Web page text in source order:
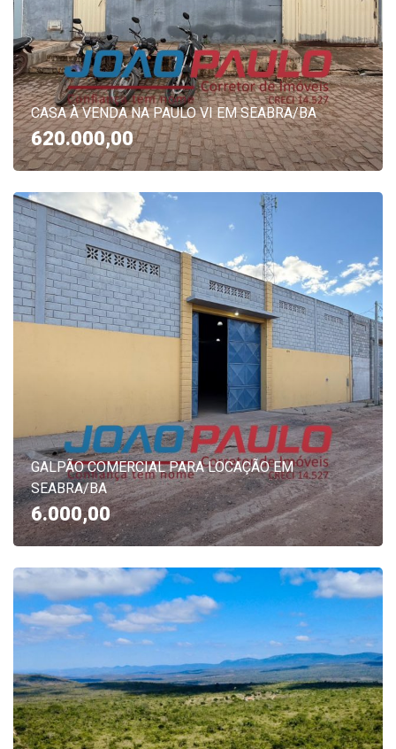
CASA À VENDA NA PAULO VI EM SEABRA/BA
620.000,00
GALPÃO COMERCIAL PARA LOCAÇÃO EM
SEABRA/BA
6.000,00